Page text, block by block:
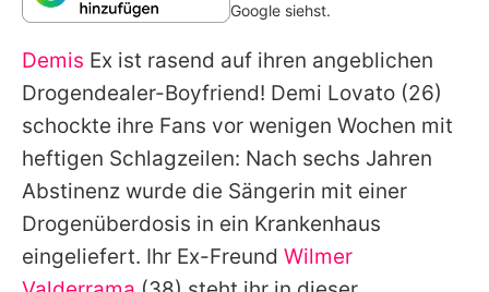
Redaktionelle Richtlinien
Impressum
Datenschutzerklärung
Nutzungsbedingungen
Utiq verwalten
Google siehst.
Demis Ex ist rasend auf ihren angeblichen
Drogendealer-Boyfriend! Demi Lovato (26)
schockte ihre Fans vor wenigen Wochen mit
heftigen Schlagzeilen: Nach sechs Jahren
Abstinenz wurde die Sängerin mit einer
Drogenüberdosis in ein Krankenhaus
eingeliefert. Ihr Ex-Freund Wilmer